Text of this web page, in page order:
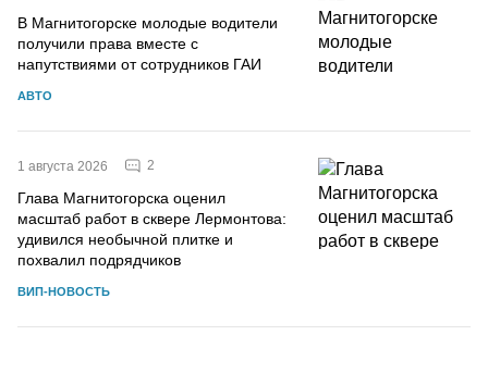
В Магнитогорске молодые водители
получили права вместе с
напутствиями от сотрудников ГАИ
АВТО
1 августа 2026 2
Глава Магнитогорска оценил
масштаб работ в сквере Лермонтова:
удивился необычной плитке и
похвалил подрядчиков
ВИП-НОВОСТЬ